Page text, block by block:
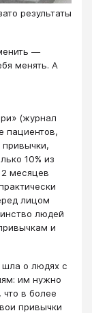
результаты
—
менять. А
(журнал
пациентов,
10% из
месяцев
лицом
людей
и
шла о людях с
им нужно
в более
привычки